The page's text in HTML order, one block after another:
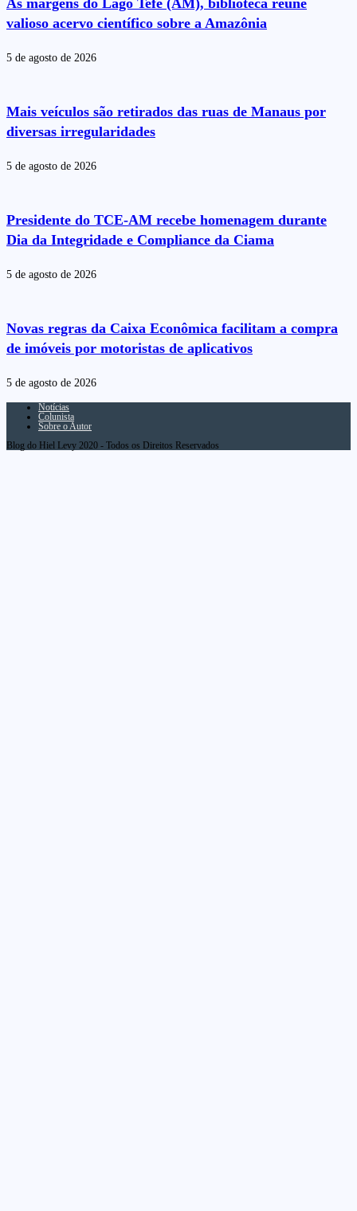
Às margens do Lago Tefé (AM), biblioteca reúne
valioso acervo científico sobre a Amazônia
5 de agosto de 2026
Mais veículos são retirados das ruas de Manaus por
diversas irregularidades
5 de agosto de 2026
Presidente do TCE-AM recebe homenagem durante
Dia da Integridade e Compliance da Ciama
5 de agosto de 2026
Novas regras da Caixa Econômica facilitam a compra
de imóveis por motoristas de aplicativos
5 de agosto de 2026
Notícias
Colunista
Sobre o Autor
Blog do Hiel Levy 2020 - Todos os Direitos Reservados